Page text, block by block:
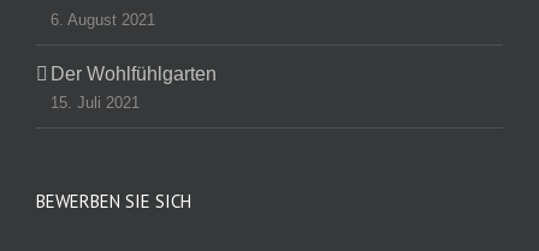
6. August 2021
Der Wohlfühlgarten
15. Juli 2021
BEWERBEN SIE SICH